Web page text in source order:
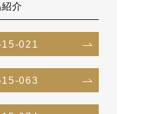
介
021
063